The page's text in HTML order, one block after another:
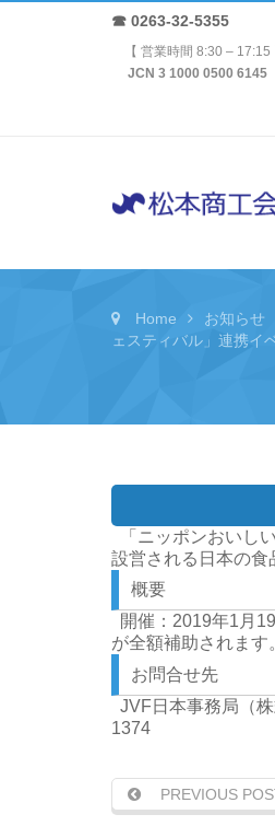
☎ 0263-32-5355
【 営業時間 8:30 – 17:15
JCN 3 1000 0500 6145
Home お知らせ
ェスティバル」連携イ
「ニッポンおいし
設営される日本の食
概要
開催：2019年1月
が全額補助されます
お問合せ先
JVF日本事務局（株
1374
PREVIOUS